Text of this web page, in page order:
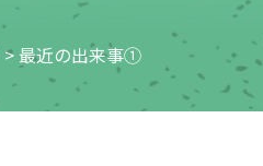
> 最近の出来事①